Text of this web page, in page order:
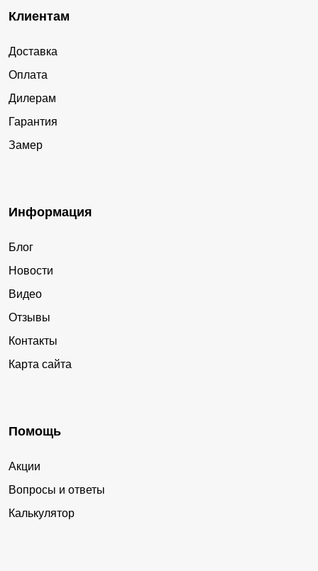
Клиентам
Доставка
Оплата
Дилерам
Гарантия
Замер
Информация
Блог
Новости
Видео
Отзывы
Контакты
Карта сайта
Помощь
Акции
Вопросы и ответы
Калькулятор